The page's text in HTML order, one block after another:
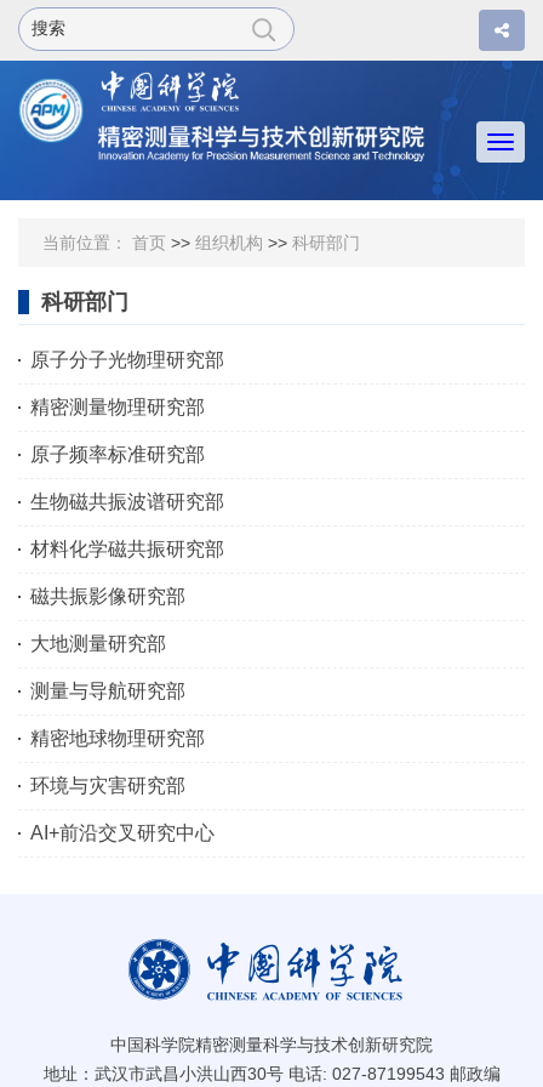
当前位置： 首页 >> 组织机构 >> 科研部门
科研部门
原子分子光物理研究部
精密测量物理研究部
原子频率标准研究部
生物磁共振波谱研究部
材料化学磁共振研究部
磁共振影像研究部
大地测量研究部
测量与导航研究部
精密地球物理研究部
环境与灾害研究部
AI+前沿交叉研究中心
中国科学院精密测量科学与技术创新研究院
地址：武汉市武昌小洪山西30号 电话: 027-87199543 邮政编